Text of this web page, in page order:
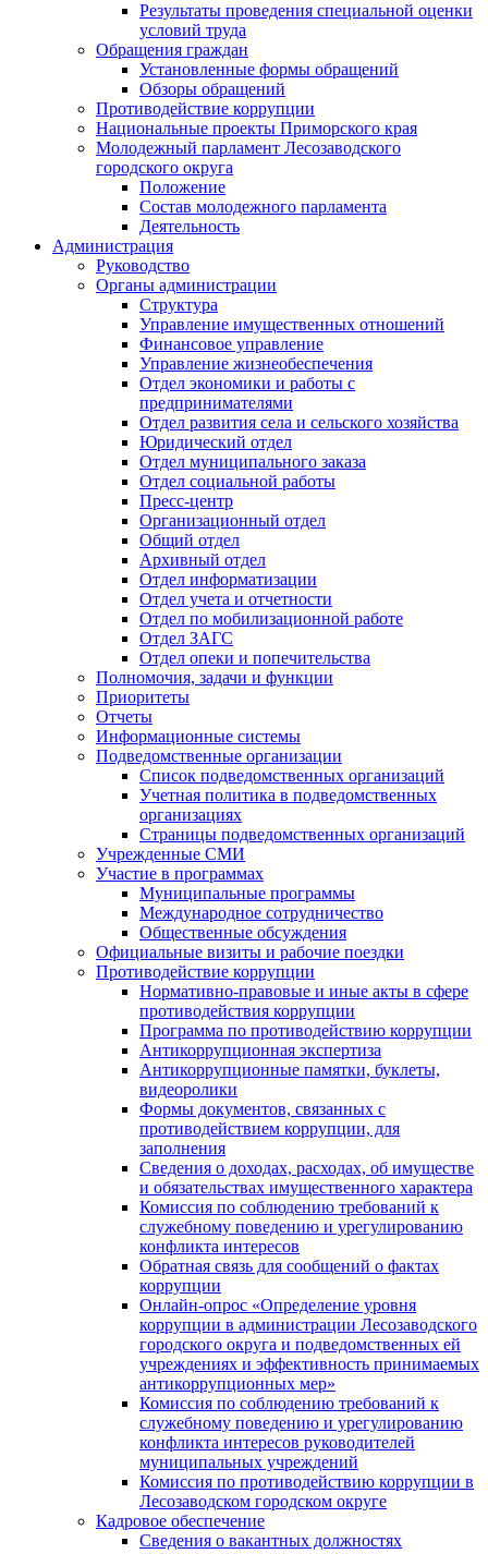
Результаты проведения специальной оценки
условий труда
Обращения граждан
Установленные формы обращений
Обзоры обращений
Противодействие коррупции
Национальные проекты Приморского края
Молодежный парламент Лесозаводского
городского округа
Положение
Состав молодежного парламента
Деятельность
Администрация
Руководство
Органы администрации
Структура
Управление имущественных отношений
Финансовое управление
Управление жизнеобеспечения
Отдел экономики и работы с
предпринимателями
Отдел развития села и сельского хозяйства
Юридический отдел
Отдел муниципального заказа
Отдел социальной работы
Пресс-центр
Организационный отдел
Общий отдел
Архивный отдел
Отдел информатизации
Отдел учета и отчетности
Отдел по мобилизационной работе
Отдел ЗАГС
Отдел опеки и попечительства
Полномочия, задачи и функции
Приоритеты
Отчеты
Информационные системы
Подведомственные организации
Список подведомственных организаций
Учетная политика в подведомственных
организациях
Страницы подведомственных организаций
Учрежденные СМИ
Участие в программах
Муниципальные программы
Международное сотрудничество
Общественные обсуждения
Официальные визиты и рабочие поездки
Противодействие коррупции
Нормативно-правовые и иные акты в сфере
противодействия коррупции
Программа по противодействию коррупции
Антикоррупционная экспертиза
Антикоррупционные памятки, буклеты,
видеоролики
Формы документов, связанных с
противодействием коррупции, для
заполнения
Сведения о доходах, расходах, об имуществе
и обязательствах имущественного характера
Комиссия по соблюдению требований к
служебному поведению и урегулированию
конфликта интересов
Обратная связь для сообщений о фактах
коррупции
Онлайн-опрос «Определение уровня
коррупции в администрации Лесозаводского
городского округа и подведомственных ей
учреждениях и эффективность принимаемых
антикоррупционных мер»
Комиссия по соблюдению требований к
служебному поведению и урегулированию
конфликта интересов руководителей
муниципальных учреждений
Комиссия по противодействию коррупции в
Лесозаводском городском округе
Кадровое обеспечение
Сведения о вакантных должностях